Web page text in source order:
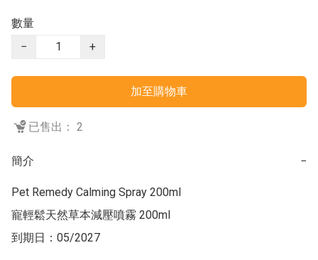
數量
−
+
加至購物車
已售出： 2
簡介 −
Pet Remedy Calming Spray 200ml
寵輕鬆天然草本減壓噴霧 200ml
到期日：05/2027